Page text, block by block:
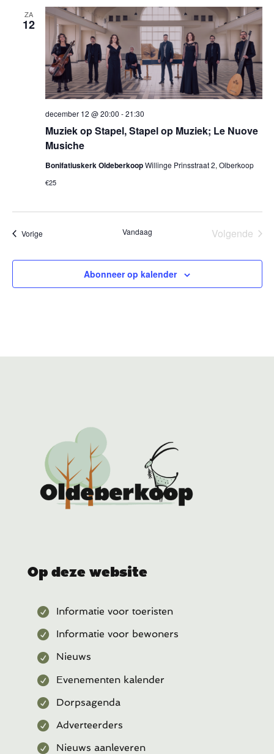
ZA
12
Muziek op Stapel, Stapel op Muziek; Le Nuove
Musiche
december 12 @ 20:00 -21:30
Bonifatiuskerk OldeberkoopWillinge Prinsstraat 2, Olberkoop
€25
VorigeEvenementen Vandaag
Volgende
Abonneer op kalender
Op deze website
Informatie voor toeristen
Informatie voor bewoners
Nieuws
Evenementen kalender
Dorpsagenda
Adverteerders
Nieuws aanleveren